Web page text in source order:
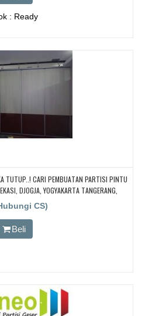
: Ready
TUTUP..! CARI PEMBUATAN PARTISI PINTU
DJOGJA, YOGYAKARTA TANGERANG,
PINTU LIPAT, Pintu Lipat Kedap Suara
CS)
Beli